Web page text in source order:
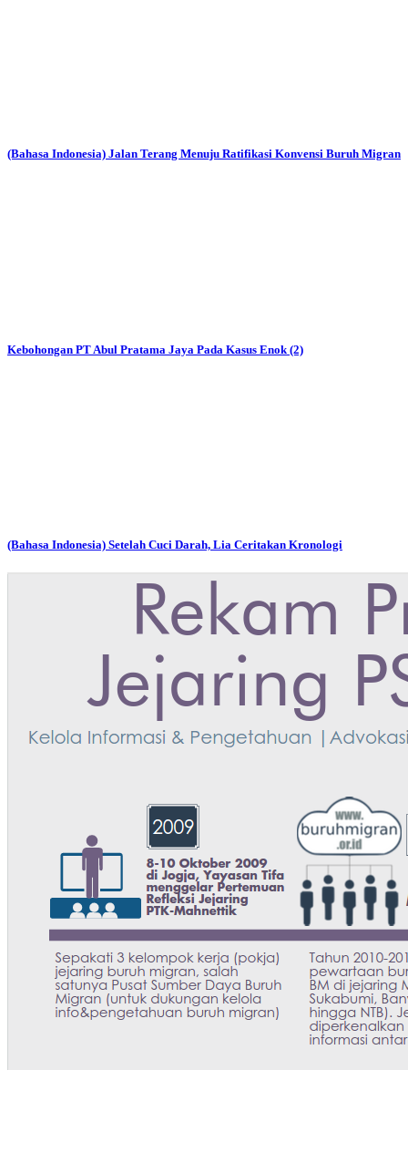
(Bahasa Indonesia) Jalan Terang Menuju Ratifikasi Konvensi Buruh Migran
Kebohongan PT Abul Pratama Jaya Pada Kasus Enok (2)
(Bahasa Indonesia) Setelah Cuci Darah, Lia Ceritakan Kronologi